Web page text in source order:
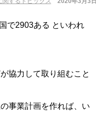
で2903ある といわれ
協力して取り組むこと
事業計画を作れば、い